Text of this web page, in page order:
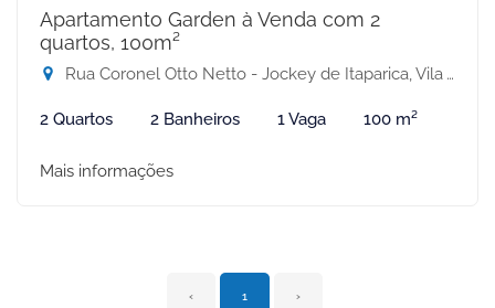
Apartamento Garden à Venda com 2
quartos, 100m²
Rua Coronel Otto Netto - Jockey de Itaparica, Vila Velha-ES
2 Quartos 2 Banheiros 1 Vaga 100 m²
Mais informações
‹ 1 ›